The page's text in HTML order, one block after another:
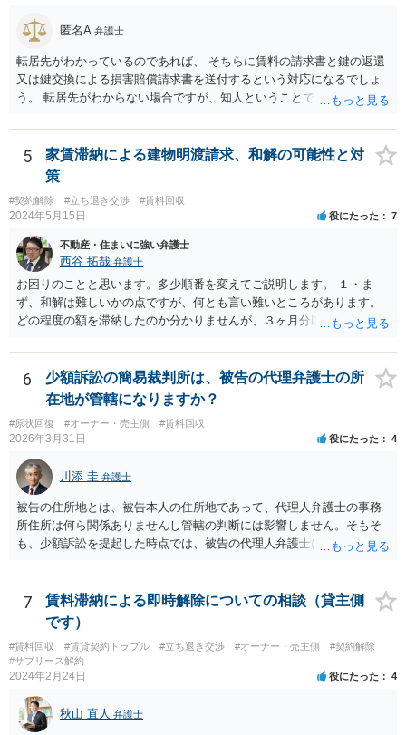
意の上で行う」という特約があるとのことですが、最高裁判例（S56.
4.20）では、このような特約があっても協議を経ない増額請求も有効
とされているため（本当に賃料が不相当であれば特約に拘束されるの
は不合理だからという考え方です。「契約条件にかかわらず」とはそ
ういう意味です。）、契約違反だから増額には応じないという理論で
いう理論になると思います。 そして、法律上、増額協議が整わない場
合、増額を正当とする判決が確定するまでは相当な賃料（※現在の賃
料）を支払えば足りる、とされています。 もし、貸主が「現在の賃料
なら受け取らない」などと言った場合は、最寄りの法務局に現在の賃
料を供託してください。賃料を支払わないと契約が解除される可能性
がありますので、注意が必要です。
匿名A 弁護士
転居先がわかっているのであれば、 そちらに賃料の請求書と鍵の返還
又は鍵交換による損害賠償請求書を送付するという対応になるでしょ
う。 転居先がわからない場合ですが、知人ということで、連絡がつく
で、適切な対応が望めない場合は、債権回収を弁護士に依頼すること
をご検討ください。
5
家賃滞納による建物明渡請求、和解の可能性と対
策
#契約解除 #立ち退き交渉 #賃料回収
2024年5月15日 役にたった 7
不動産・住まいに強い弁護士
西谷 拓哉 弁護士
お困りのことと思います。多少順番を変えてご説明します。 １・ま
ず、和解は難しいかの点ですが、何とも言い難いところがあります。
どの程度の額を滞納したのか分かりませんが、３ヶ月分以上滞納した
れたと評価され、来月払えるからと言って、大家があなたとの賃貸借
契約が解約できることに変わりなくなってしまうからです。 そのよう
な場合、相手が、「もう出て行って欲しい」と考えていれば、引き続
き居住する前提での和解は難しい可能性があります。 ２・弁護士が事
件の見通しをたてるにも、賃料滞納状況で見立てが変わりますし、そ
もそも賃料滞納状況によってはご希望に沿える活動を保障できず、 依
頼を受けられないかもしれないです。依頼を受けるにしても厳しめの
リスクを踏まえた上でのものとなる可能性があります。 定型的な事件
依頼となるかもわからず、着手金額もなんともいえないと思います。
複数事務所にあたり、着手金額を確認されるとよいと思います。 ３・
弁護士が依頼を受ければ代わりに裁判所とのやりとりを行うことが可
能です。双方に弁護士がついていればウェブ会議で裁判を実施する場
合もあるでしょう。 ただし、ご本人さんも同行してもらう必要が和解
協議の場合だとあると思います。
6
少額訴訟の簡易裁判所は、被告の代理弁護士の所
在地が管轄になりますか？
#原状回復 #オーナー・売主側 #賃料回収
2026年3月31日 役にたった 4
川添 圭 弁護士
被告の住所地とは、被告本人の住所地であって、代理人弁護士の事務
所住所は何ら関係ありませんし管轄の判断には影響しません。そもそ
も、少額訴訟を提起した時点では、被告の代理人弁護士には民事訴訟
7
賃料滞納による即時解除についての相談（貸主側
です）
#賃料回収 #賃貸契約トラブル #立ち退き交渉 #オーナー・売主側
#契約解除
#サブリース解約
2024年2月24日 役にたった 4
秋山 直人 弁護士